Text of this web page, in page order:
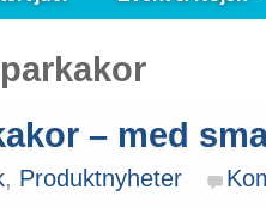
– med
, Produktnyheter